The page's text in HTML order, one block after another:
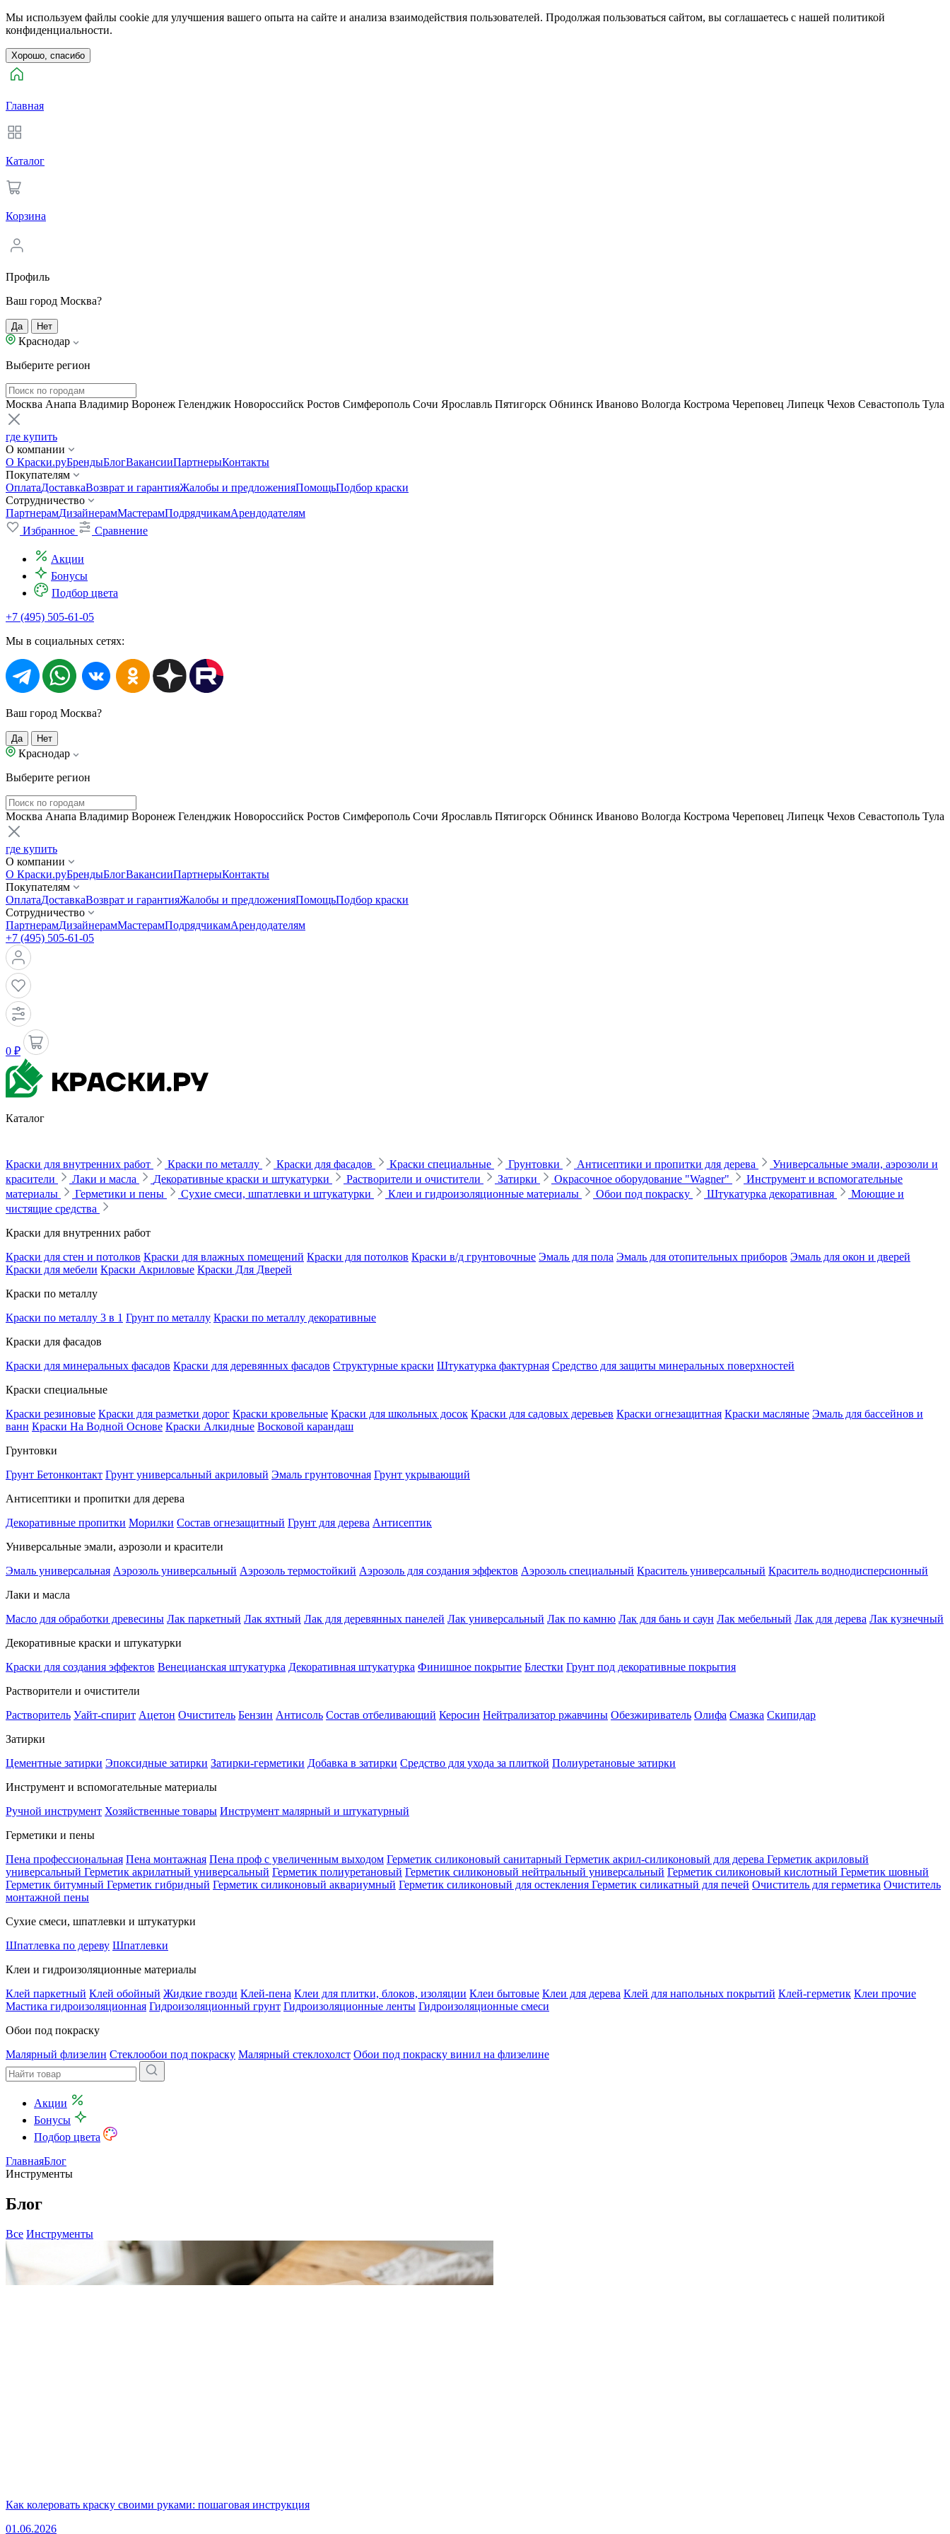
Мы используем файлы cookie для улучшения вашего опыта на сайте и анализа взаимодействия пользователей. Продолжая пользоваться сайтом, вы соглашаетесь с нашей политикой
конфиденциальности.
Хорошо, спасибо
Главная
Каталог
Корзина
Профиль
Ваш город Москва?
Да Нет
Краснодар
Выберите регион
Москва Анапа Владимир Воронеж Геленджик Новороссийск Ростов Симферополь Сочи Ярославль Пятигорск Обнинск Иваново Вологда Кострома Череповец Липецк Чехов Севастополь Тула
где купить
О компании
О Краски.руБрендыБлогВакансииПартнерыКонтакты
Покупателям
ОплатаДоставкаВозврат и гарантияЖалобы и предложенияПомощьПодбор краски
Сотрудничество
ПартнерамДизайнерамМастерамПодрядчикамАрендодателям
Избранное
Сравнение
Акции
Бонусы
Подбор цвета
+7 (495) 505-61-05
Мы в социальных сетях:
Ваш город Москва?
Да Нет
Краснодар
Выберите регион
Москва Анапа Владимир Воронеж Геленджик Новороссийск Ростов Симферополь Сочи Ярославль Пятигорск Обнинск Иваново Вологда Кострома Череповец Липецк Чехов Севастополь Тула
где купить
О компании
О Краски.руБрендыБлогВакансииПартнерыКонтакты
Покупателям
ОплатаДоставкаВозврат и гарантияЖалобы и предложенияПомощьПодбор краски
Сотрудничество
ПартнерамДизайнерамМастерамПодрядчикамАрендодателям
+7 (495) 505-61-05
0 ₽
Каталог
Краски для внутренних работ Краски по металлу Краски для фасадов Краски специальные Грунтовки Антисептики и пропитки для дерева
Универсальные эмали, аэрозоли и
красители
Лаки и масла Декоративные краски и штукатурки Растворители и очистители Затирки Окрасочное оборудование "Wagner"
Инструмент и вспомогательные
материалы
Герметики и пены Сухие смеси, шпатлевки и штукатурки Клеи и гидроизоляционные материалы Обои под покраску Штукатурка декоративная
Моющие и
чистящие средства
Краски для внутренних работ
Краски для стен и потолков Краски для влажных помещений Краски для потолков Краски в/д грунтовочные Эмаль для пола Эмаль для отопительных приборов Эмаль для окон и дверей
Краски для мебели Краски Акриловые Краски Для Дверей
Краски по металлу
Краски по металлу 3 в 1 Грунт по металлу Краски по металлу декоративные
Краски для фасадов
Краски для минеральных фасадов Краски для деревянных фасадов Структурные краски Штукатурка фактурная Средство для защиты минеральных поверхностей
Краски специальные
Краски резиновые Краски для разметки дорог Краски кровельные Краски для школьных досок Краски для садовых деревьев Краски огнезащитная Краски масляные Эмаль для бассейнов и
ванн Краски На Водной Основе Краски Алкидные Восковой карандаш
Грунтовки
Грунт Бетонконтакт Грунт универсальный акриловый Эмаль грунтовочная Грунт укрывающий
Антисептики и пропитки для дерева
Декоративные пропитки Морилки Состав огнезащитный Грунт для дерева Антисептик
Универсальные эмали, аэрозоли и красители
Эмаль универсальная Аэрозоль универсальный Аэрозоль термостойкий Аэрозоль для создания эффектов Аэрозоль специальный Краситель универсальный Краситель воднодисперсионный
Лаки и масла
Масло для обработки древесины Лак паркетный Лак яхтный Лак для деревянных панелей Лак универсальный Лак по камню Лак для бань и саун Лак мебельный Лак для дерева Лак кузнечный
Декоративные краски и штукатурки
Краски для создания эффектов Венецианская штукатурка Декоративная штукатурка Финишное покрытие Блестки Грунт под декоративные покрытия
Растворители и очистители
Растворитель Уайт-спирит Ацетон Очиститель Бензин Антисоль Состав отбеливающий Керосин Нейтрализатор ржавчины Обезжириватель Олифа Смазка Скипидар
Затирки
Цементные затирки Эпоксидные затирки Затирки-герметики Добавка в затирки Средство для ухода за плиткой Полиуретановые затирки
Инструмент и вспомогательные материалы
Ручной инструмент Хозяйственные товары Инструмент малярный и штукатурный
Герметики и пены
Пена профессиональная Пена монтажная Пена проф с увеличенным выходом Герметик силиконовый санитарный Герметик акрил-силиконовый для дерева Герметик акриловый
универсальный Герметик акрилатный универсальный Герметик полиуретановый Герметик силиконовый нейтральный универсальный Герметик силиконовый кислотный Герметик шовный
Герметик битумный Герметик гибридный Герметик силиконовый аквариумный Герметик силиконовый для остекления Герметик силикатный для печей Очиститель для герметика Очиститель
монтажной пены
Сухие смеси, шпатлевки и штукатурки
Шпатлевка по дереву Шпатлевки
Клеи и гидроизоляционные материалы
Клей паркетный Клей обойный Жидкие гвозди Клей-пена Клеи для плитки, блоков, изоляции Клеи бытовые Клеи для дерева Клей для напольных покрытий Клей-герметик Клеи прочие
Мастика гидроизоляционная Гидроизоляционный грунт Гидроизоляционные ленты Гидроизоляционные смеси
Обои под покраску
Малярный флизелин Стеклообои под покраску Малярный стеклохолст Обои под покраску винил на флизелине
Акции
Бонусы
Подбор цвета
ГлавнаяБлог
Инструменты
Блог
Все Инструменты
Как колеровать краску своими руками: пошаговая инструкция
01.06.2026